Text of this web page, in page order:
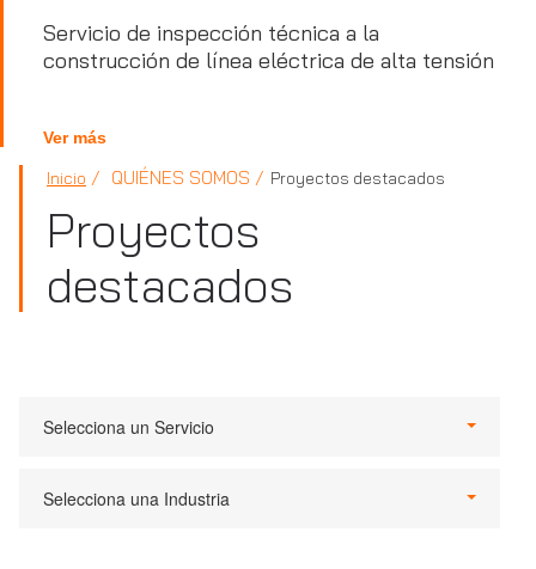
Servicio de inspección técnica a la
construcción de línea eléctrica de alta tensión
Ver más
Inicio QUIÉNES SOMOS Proyectos destacados
Proyectos
destacados
Selecciona un Servicio
Selecciona una Industria